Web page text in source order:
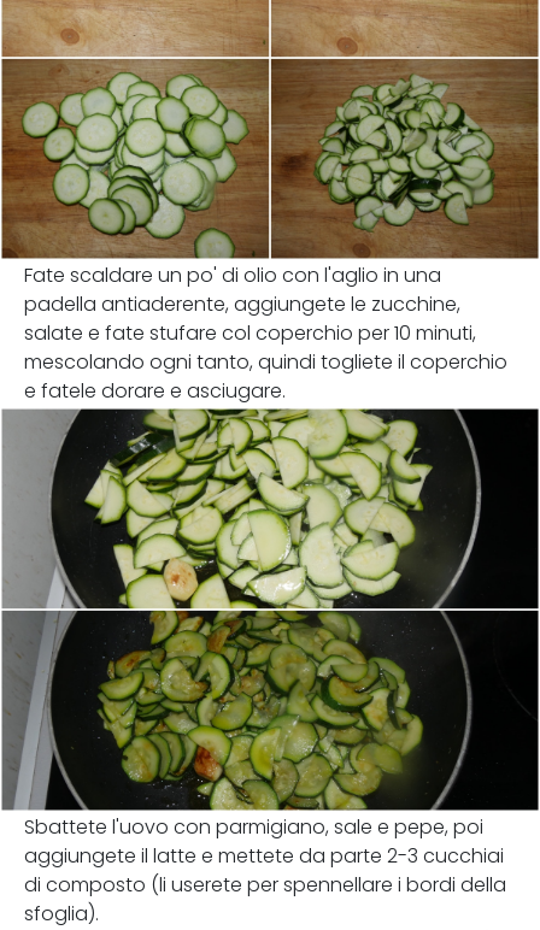
Fate scaldare un po' di olio con l'aglio in una
padella antiaderente, aggiungete le zucchine,
salate e fate stufare col coperchio per 10 minuti,
mescolando ogni tanto, quindi togliete il coperchio
e fatele dorare e asciugare.
Sbattete l'uovo con parmigiano, sale e pepe, poi
aggiungete il latte e mettete da parte 2-3 cucchiai
di composto (li userete per spennellare i bordi della
sfoglia).